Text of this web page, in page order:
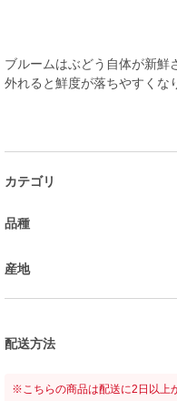
ブルームはぶどう自体が新鮮
外れると鮮度が落ちやすくな
カテゴリ
品種
産地
配送方法
※こちらの商品は配送に2日以上